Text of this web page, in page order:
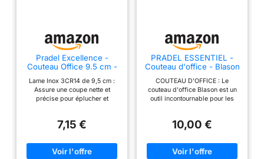
Pradel Excellence -
Couteau Office 9.5 cm -
3Cr14 - Manche POM
Ergonomique - Découpe
Fruits et Légumes -
- Gamme Maître Chef,
Argent
Lame Inox 3CR14 de 9,5 cm :
Assure une coupe nette et
précise pour éplucher et
POM : Offre une prise en main
réduisant la fatigue lors d'un
usage prolongé Polyvalence en
7,15 €
PRADEL ESSENTIEL -
Couteau d'office - Blason
Finition Satinée - Lame 9
cm - Noir
COUTEAU D'OFFICE : Le
couteau d'office Blason est un
outil incontournable pour les
et une lame de 9 cm, il est
des fruits et légumes ou réaliser
des décorations. ACIER
10,00 €